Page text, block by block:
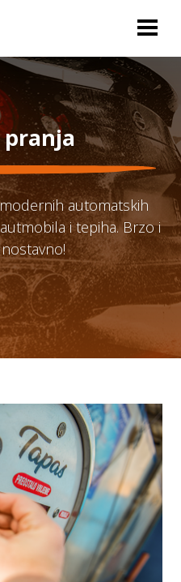
+387 63 991 066 i +387 61 230
pranja
automatskih
i tepiha. Brzo i